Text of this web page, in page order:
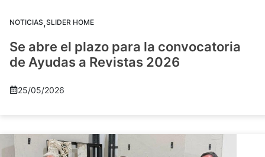
NOTICIAS,SLIDER HOME
Se abre el plazo para la convocatoria
de Ayudas a Revistas 2026
25/05/2026